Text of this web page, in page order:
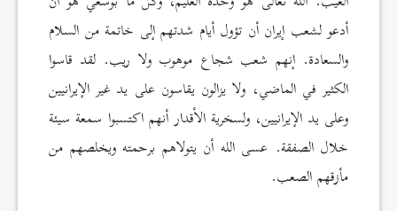
أدعو لشعب إيران أن تؤول أيام شدتهم إلى خاتمة من السلام
والسعادة. إنهم شعب شجاع موهوب ولا ريب. لقد قاسوا
الكثير في الماضي، ولا يزالون يقاسون على يد غير الإيرانيين
وعلى يد الإيرانيين، ولسخرية الأقدار أنهم اكتسبوا سمعة سيئة
خلال الصفقة. عسى الله أن يتولاهم برحمته ويخلصهم من
مأزقهم الصعب.